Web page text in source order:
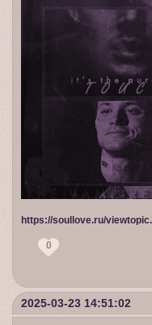
https://soullove.ru/
0
2025-03-23 14:51:02